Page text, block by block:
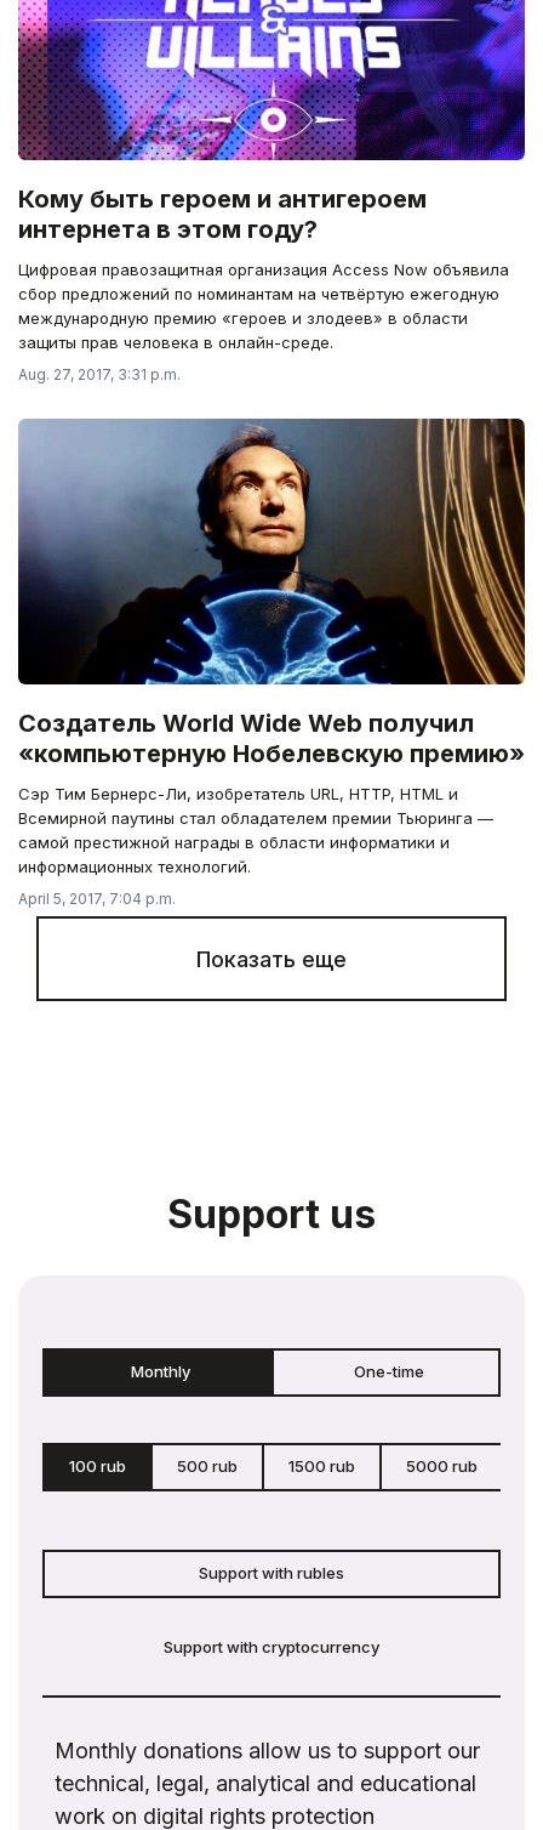
Кому быть героем и антигероем
интернета в этом году?
Цифровая правозащитная организация Access Now объявила
сбор предложений по номинантам на четвёртую ежегодную
международную премию «героев и злодеев» в области
защиты прав человека в онлайн-среде.
Aug. 27, 2017, 3:31 p.m.
Создатель World Wide Web получил
«компьютерную Нобелевскую премию»
Сэр Тим Бернерс-Ли, изобретатель URL, HTTP, HTML и
Всемирной паутины стал обладателем премии Тьюринга —
самой престижной награды в области информатики и
информационных технологий.
April 5, 2017, 7:04 p.m.
Показать еще
Support us
Monthly One-time
100 rub 500 rub 1500 rub 5000 rub
Support with rubles
Support with cryptocurrency
Monthly donations allow us to support our
technical, legal, analytical and educational
work on digital rights protection